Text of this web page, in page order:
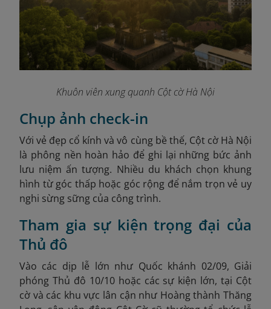
Khuôn viên xung quanh Cột cờ Hà Nội
Chụp ảnh check-in
Với vẻ đẹp cổ kính và vô cùng bề thế, Cột cờ Hà Nội
là phông nền hoàn hảo để ghi lại những bức ảnh
lưu niệm ấn tượng. Nhiều du khách chọn khung
hình từ góc thấp hoặc góc rộng để nắm trọn vẻ uy
nghi sừng sững của công trình.
Tham gia sự kiện trọng đại của
Thủ đô
Vào các dịp lễ lớn như Quốc khánh 02/09, Giải
phóng Thủ đô 10/10 hoặc các sự kiện lớn, tại Cột
cờ và các khu vực lân cận như Hoàng thành Thăng